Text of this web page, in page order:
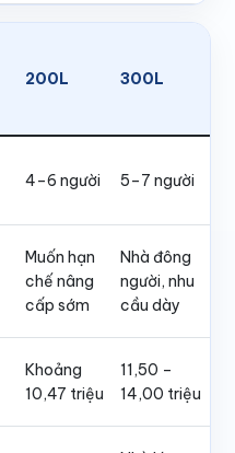
200L 300L
4–6 người 5–7 người
Muốn hạn
chế nâng
cấp sớm
Nhà đông
người, nhu
cầu dày
Khoảng
10,47 triệu
11,50 –
14,00 triệu